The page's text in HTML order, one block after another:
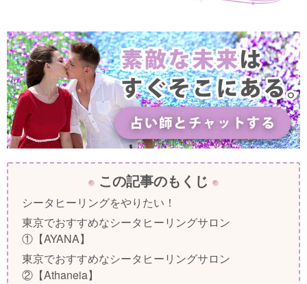
この記事のもくじ
シータヒーリングをやりたい！
東京でおすすめなシータヒーリングサロン
①【AYANA】
東京でおすすめなシータヒーリングサロン
②【Athaneia】